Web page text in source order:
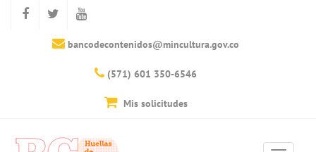
bancodecontenidos@mincultura.gov.co
(571) 601 350-6546
Mis solicitudes